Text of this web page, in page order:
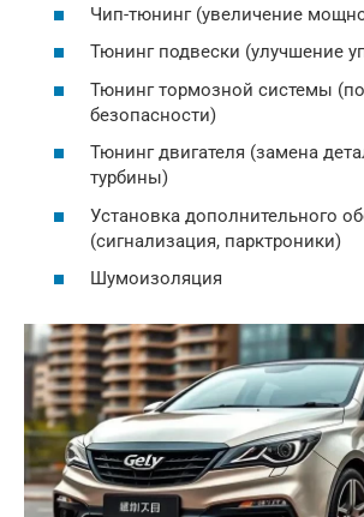
Чип-тюнинг (увеличение
Тюнинг подвески (улучшение
Тюнинг тормозной системы
безопасности)
Тюнинг двигателя (замена
турбины)
Установка дополнительного
(сигнализация, парктроники)
Шумоизоляция